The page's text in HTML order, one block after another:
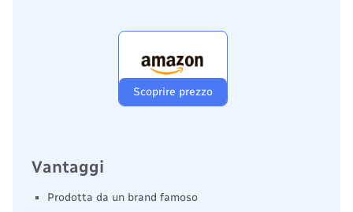
Scoprire prezzo
Vantaggi
Prodotta da un brand famoso